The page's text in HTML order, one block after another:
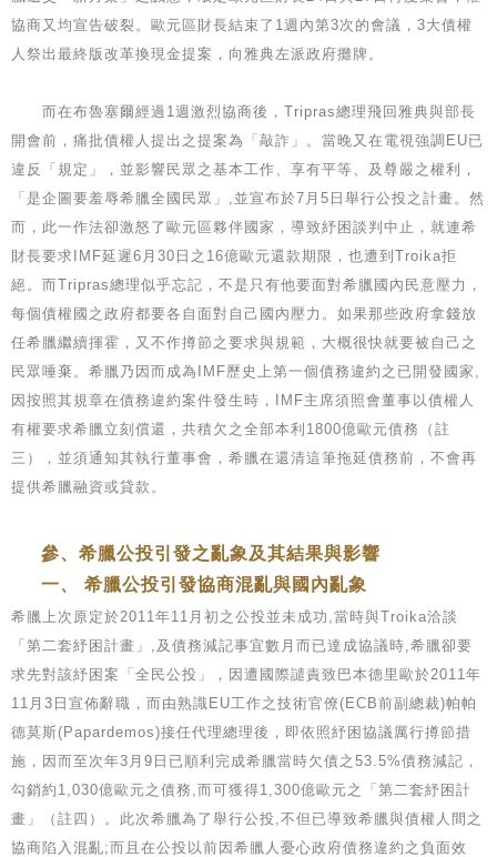
協商又均宣告破裂。歐元區財長結束了1週內第3次的會議，3大債權
人祭出最終版改革換現金提案，向雅典左派政府攤牌。
而在布魯塞爾經過1週激烈協商後，Tripras總理飛回雅典與部長
開會前，痛批債權人提出之提案為「敲詐」。當晚又在電視強調EU已
違反「規定」，並影響民眾之基本工作、享有平等、及尊嚴之權利，
「是企圖要羞辱希臘全國民眾」,並宣布於7月5日舉行公投之計畫。然
而，此一作法卻激怒了歐元區夥伴國家，導致紓困談判中止，就連希
財長要求IMF延遲6月30日之16億歐元還款期限，也遭到Troika拒
絕。而Tripras總理似乎忘記，不是只有他要面對希臘國內民意壓力，
每個債權國之政府都要各自面對自己國內壓力。如果那些政府拿錢放
任希臘繼續揮霍，又不作撙節之要求與規範，大概很快就要被自己之
民眾唾棄。希臘乃因而成為IMF歷史上第一個債務違約之已開發國家,
因按照其規章在債務違約案件發生時，IMF主席須照會董事以債權人
有權要求希臘立刻償還，共積欠之全部本利1800億歐元債務（註
三），並須通知其執行董事會，希臘在還清這筆拖延債務前，不會再
提供希臘融資或貸款。
參、希臘公投引發之亂象及其結果與影響
一、 希臘公投引發協商混亂與國內亂象
希臘上次原定於2011年11月初之公投並未成功,當時與Troika洽談
「第二套紓困計畫」,及債務減記事宜數月而已達成協議時,希臘卻要
求先對該紓困案「全民公投」，因遭國際譴責致巴本德里歐於2011年
11月3日宣佈辭職，而由熟識EU工作之技術官僚(ECB前副總裁)帕帕
德莫斯(Papardemos)接任代理總理後，即依照紓困協議厲行撙節措
施，因而至次年3月9日已順利完成希臘當時欠債之53.5%債務減記，
勾銷約1,030億歐元之債務,而可獲得1,300億歐元之「第二套紓困計
畫」（註四）。此次希臘為了舉行公投,不但已導致希臘與債權人間之
協商陷入混亂;而且在公投以前因希臘人憂心政府債務違約之負面效